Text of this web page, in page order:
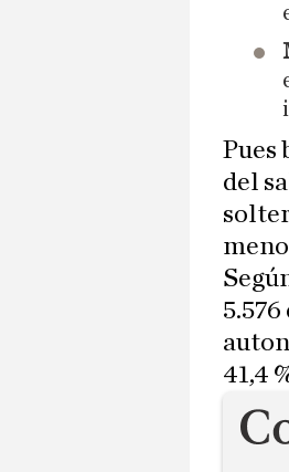
Pues
del
41,4